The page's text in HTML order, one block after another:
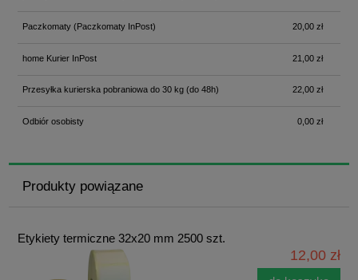
Paczkomaty(Paczkomaty InPost) 20,00 zł
home Kurier InPost 21,00 zł
Przesyłka kurierska pobraniowa do 30 kg(do 48h) 22,00 zł
Odbiór osobisty 0,00 zł
Produkty powiązane
Etykiety termiczne 32x20 mm 2500 szt.
12,00 zł